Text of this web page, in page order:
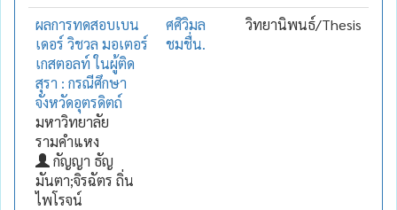
ผลการทดสอบเบน
เดอร์ วิชวล มอเตอร์
เกสตอลท์ ในผู้ติด
สุรา : กรณีศึกษา
จังหวัดอุตรดิตถ์
มหาวิทยาลัย
รามคำแหง
กัญญา ธัญ
มันตา;จิรฉัตร ถิ่น
ไพโรจน์
ศศิวิมล
ชมชื่น.
วิทยานิพนธ์/Thesis